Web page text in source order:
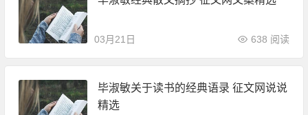
03月21日 638 阅读
毕淑敏关于读书的经典语录 征文网说说
精选